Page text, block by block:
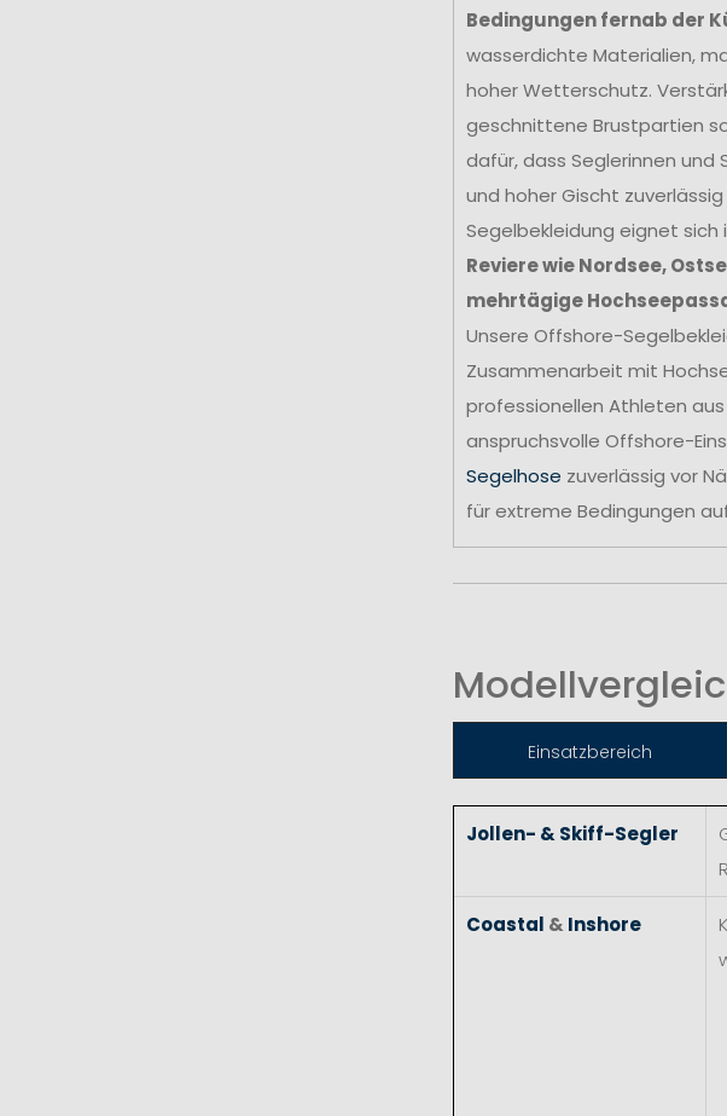
Bedingungen fernab der
wasserdichte Materialien,
hoher Wetterschutz.
geschnittene Brustpartien
dafür, dass Seglerinnen und
und hoher Gischt
Segelbekleidung eignet sich
Reviere wie Nordsee,
mehrtägige
Unsere Offshore-
Zusammenarbeit mit
professionellen Athleten
anspruchsvolle Offshore-
Segelhose zuverlässig vor
für extreme Bedingungen
Einsatzbereich
Jollen- & Skiff-Segler
Coastal & Inshore